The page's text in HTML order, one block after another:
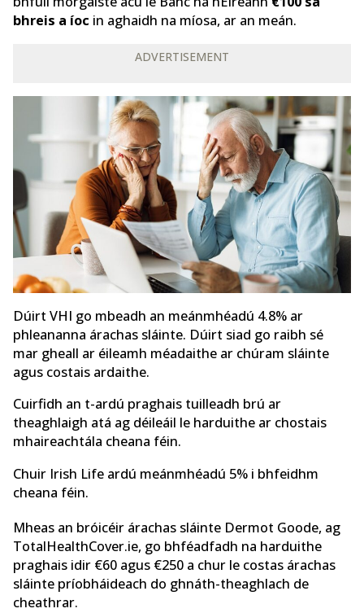
bhreis a íoc in aghaidh na míosa, ar an meán.
ADVERTISEMENT
Dúirt VHI go mbeadh an meánmhéadú 4.8% ar
phleananna árachas sláinte. Dúirt siad go raibh sé
mar gheall ar éileamh méadaithe ar chúram sláinte
agus costais ardaithe.
Cuirfidh an t-ardú praghais tuilleadh brú ar
theaghlaigh atá ag déileáil le harduithe ar chostais
mhaireachtála cheana féin.
Chuir Irish Life ardú meánmhéadú 5% i bhfeidhm
cheana féin.
Mheas an bróicéir árachas sláinte Dermot Goode, ag
TotalHealthCover.ie, go bhféadfadh na harduithe
praghais idir €60 agus €250 a chur le costas árachas
sláinte príobháideach do ghnáth-theaghlach de
cheathrar.